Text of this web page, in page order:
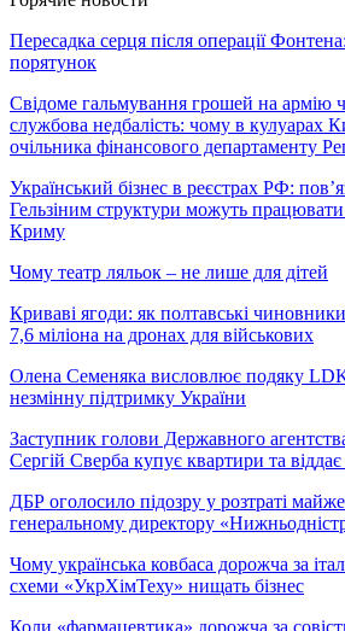
Пересадка серця після операції
порятунок
Свідоме гальмування грошей на армію
службова недбалість: чому в кулуарах
очільника фінансового департаменту
Український бізнес в реєстрах РФ:
Гельзіним структури можуть
Криму
Чому театр ляльок – не лише для дітей
Криваві ягоди: як полтавські
7,6 міліона на дронах для військових
Олена Семеняка висловлює подяку
незмінну підтримку України
Заступник голови Державного
Сергій Сверба купує квартири та
ДБР оголосило підозру у розтраті
генеральному директору
Чому українська ковбаса дорожча за
схеми «УкрХімТеху» нищать бізнес
Коли «фармацевтика» дорожча за